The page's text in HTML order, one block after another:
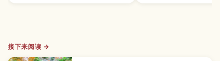
接下来阅读 →